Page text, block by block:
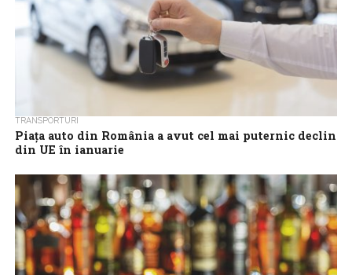
TRANSPORTURI
Piața auto din România a avut cel mai puternic declin
din UE în ianuarie
anual în luna ianuarie 2026, acesta fiind primul declin înregistrat
după luna...